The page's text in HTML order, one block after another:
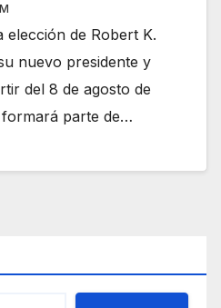
elección de Robert K.
nuevo presidente y
del 8 de agosto de
parte de…